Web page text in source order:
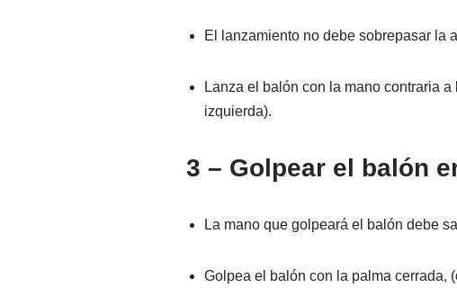
El lanzamiento no debe sobrepasar la
Lanza el balón con la mano contraria
izquierda).
3 – Golpear el balón
La mano que golpeará el balón debe
Golpea el balón con la palma cerrada,